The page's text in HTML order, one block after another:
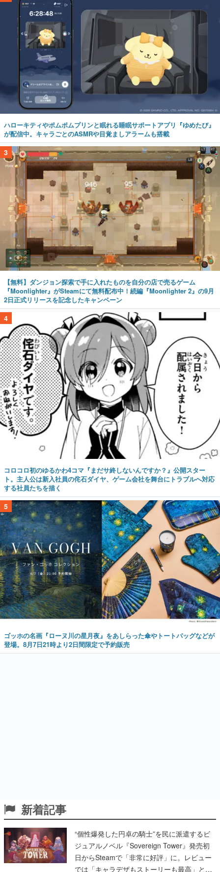
ハローキティやポムポムプリンと眠れる睡眠サポートアプリ『ゆめたび』
が配信中。キャラごとのASMRや目覚ましアラームも搭載
3
【無料】ダンジョン探索で手に入れたものを自分の店で売るゲーム
『Moonlighter』がSteamにて無料配布中！続編『Moonlighter 2』の9月
2日正式リリースを記念したキャンペーン
4
コロコロ初のゆるかわ4コマ『まだサ終しないんですか？』公開スター
ト。主人公は新入社員の侘石ダイヤ、ゲーム会社を舞台にトラブルへ対応
する社員たちを描く
5
ゴッホの名画『ローヌ川の星月夜』をあしらった傘やトートバッグなどが
登場。8月7日21時より2日間限定で予約販売
新着記事
“個性爆発した円卓の騎士”を民に派遣するビ
ジュアルノベル『Sovereign Tower』発売初
日からSteamで「非常に好評」に。レビュー
では「キャラデザもストーリーも最高」と称